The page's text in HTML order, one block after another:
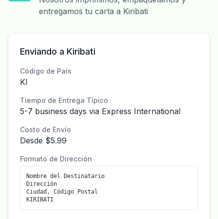
entregamos tu carta a Kiribati
Enviando a Kiribati
Código de País
KI
Tiempo de Entrega Típico
5-7 business days via Express International
Costo de Envío
Desde $5.99
Formato de Dirección
Nombre del Destinatario
Dirección
Ciudad, Código Postal
KIRIBATI